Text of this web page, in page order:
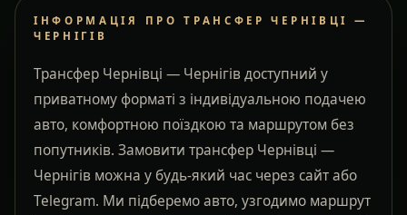
ІНФОРМАЦІЯ ПРО ТРАНСФЕР ЧЕРНІВЦІ —
ЧЕРНІГІВ
Трансфер Чернівці — Чернігів доступний у
приватному форматі з індивідуальною подачею
авто, комфортною поїздкою та маршрутом без
попутників. Замовити трансфер Чернівці —
Чернігів можна у будь-який час через сайт або
Telegram. Ми підберемо авто, узгодимо маршрут